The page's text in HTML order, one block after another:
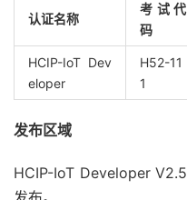
认证名称
考试代
码
HCIP-IoT Dev
eloper
H52-11
1
发布区域
HCIP-IoT Developer